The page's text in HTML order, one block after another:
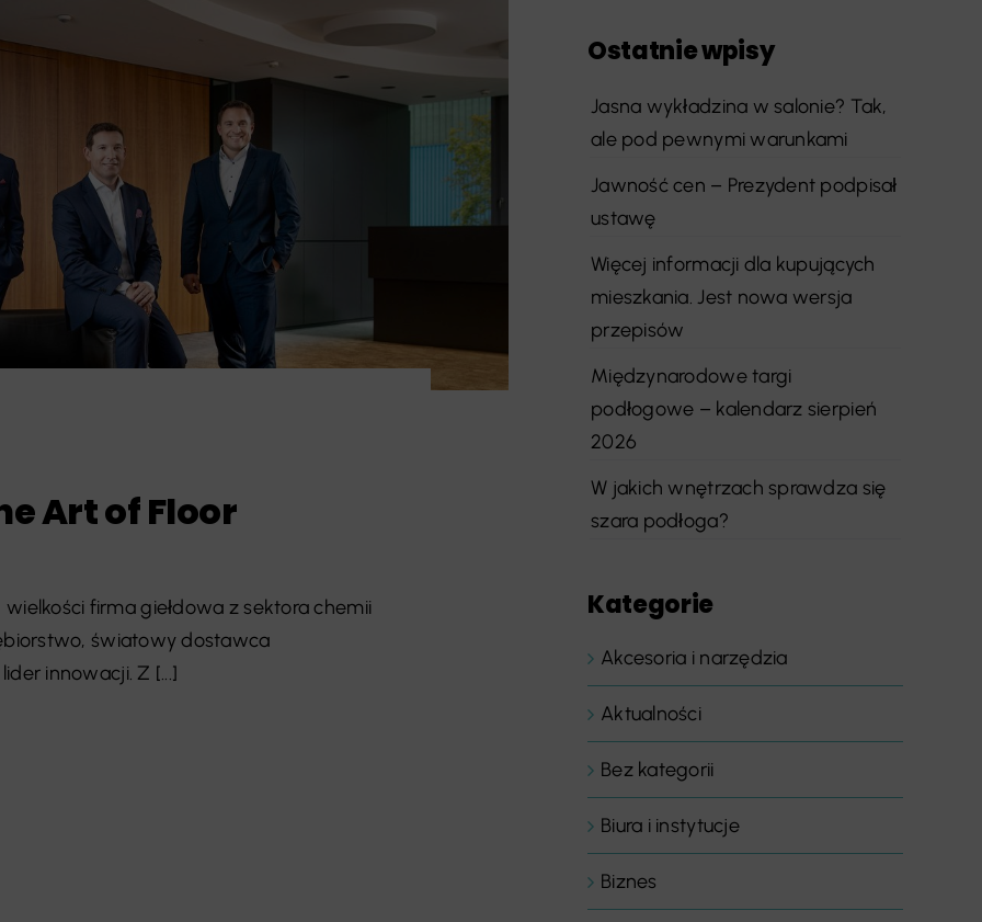
Art of Floor
wielkości firma giełdowa z sektora chemii
światowy dostawca
innowacji. Z [...]
Ostatnie wpisy
Jasna wykładzina w salonie? Tak,
ale pod pewnymi warunkami
Jawność cen – Prezydent podpisał
ustawę
Więcej informacji dla kupujących
mieszkania. Jest nowa wersja
przepisów
Międzynarodowe targi
podłogowe – kalendarz sierpień
2026
W jakich wnętrzach sprawdza się
szara podłoga?
Kategorie
Akcesoria i narzędzia
Aktualności
Bez kategorii
Biura i instytucje
Biznes